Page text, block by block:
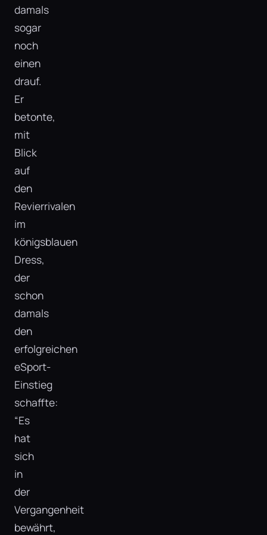
damals
sogar
noch
einen
drauf.
Er
betonte,
mit
Blick
auf
den
Revierrivalen
im
königsblauen
Dress,
der
schon
damals
den
erfolgreichen
eSport-
Einstieg
schaffte:
“Es
hat
sich
in
der
Vergangenheit
bewährt,